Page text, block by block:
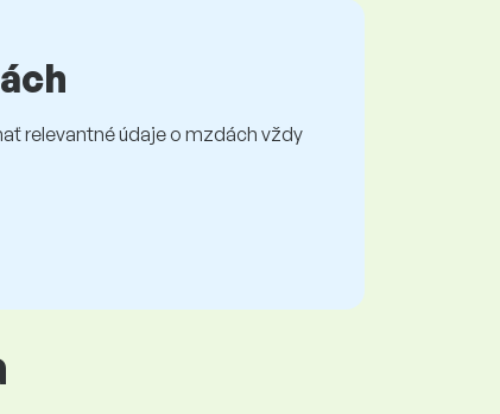
relevantné údaje o mzdách vždy